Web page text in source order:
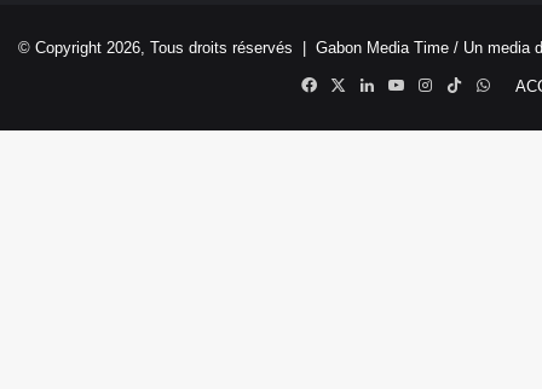
© Copyright 2026, Tous droits réservés | Gabon Media Time / Un media
Facebook
X LinkedinYouTubeInstagram
TikTok